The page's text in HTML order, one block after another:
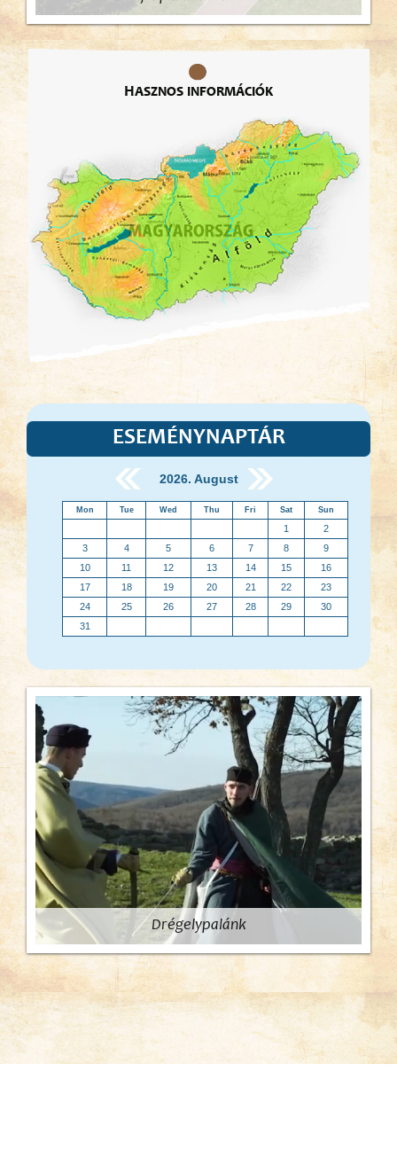
Hasznos információk
ESEMÉNYNAPTÁR
2026. August
Mon Tue Wed Thu Fri Sat Sun
1
2
3
4 5 6 7 8
9
10
11 12 13 14 15
16
17
18 19 20 21 22
23
24
25 26 27 28 29
30
31
Drégelypalánk